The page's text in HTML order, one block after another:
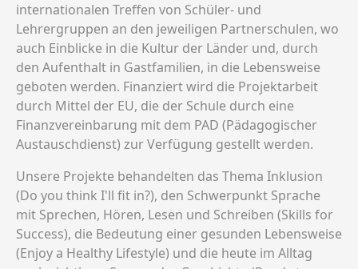
internationalen Treffen von Schüler- und
Lehrergruppen an den jeweiligen Partnerschulen, wo
auch Einblicke in die Kultur der Länder und, durch
den Aufenthalt in Gastfamilien, in die Lebensweise
geboten werden. Finanziert wird die Projektarbeit
durch Mittel der EU, die der Schule durch eine
Finanzvereinbarung mit dem PAD (Pädagogischer
Austauschdienst) zur Verfügung gestellt werden.
Unsere Projekte behandelten das Thema Inklusion
(Do you think I'll fit in?), den Schwerpunkt Sprache
mit Sprechen, Hören, Lesen und Schreiben (Skills for
Success), die Bedeutung einer gesunden Lebensweise
(Enjoy a Healthy Lifestyle) und die heute im Alltag